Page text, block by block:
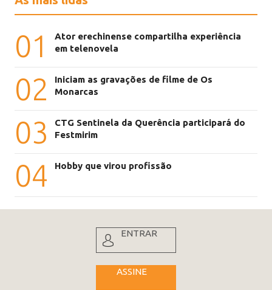
01
Ator erechinense compartilha experiência
em telenovela
02
Iniciam as gravações de filme de Os
Monarcas
03
CTG Sentinela da Querência participará do
Festmirim
04 Hobby que virou profissão
ENTRAR
ASSINE